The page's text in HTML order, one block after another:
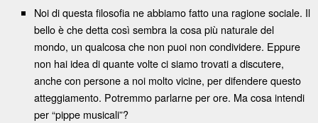
Noi di questa filosofia ne abbiamo fatto una ragione sociale. Il
bello è che detta così sembra la cosa più naturale del
mondo, un qualcosa che non puoi non condividere. Eppure
non hai idea di quante volte ci siamo trovati a discutere,
anche con persone a noi molto vicine, per difendere questo
atteggiamento. Potremmo parlarne per ore. Ma cosa intendi
per “pippe musicali”?